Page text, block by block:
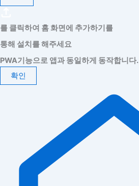
를 클릭하여 홈 화면에 추가하기를
통해 설치를 해주세요
PWA기능으로 앱과 동일하게 동작합니다.
확인